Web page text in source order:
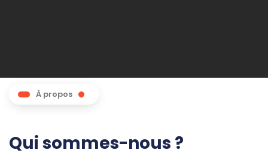
À propos
Qui sommes-nous ?